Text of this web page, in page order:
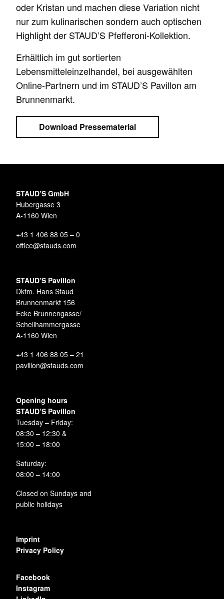
oder Kristan und machen diese Variation nicht
nur zum kulinarischen sondern auch optischen
Highlight der STAUD’S Pfefferoni-Kollektion.
Erhältlich im gut sortierten
Lebensmitteleinzelhandel, bei ausgewählten
Online-Partnern und im STAUD’S Pavillon am
Brunnenmarkt.
Download Pressematerial
STAUD’S GmbH
Hubergasse 3
A-1160 Wien
+43 1 406 88 05 – 0
office@stauds.com
STAUD’S Pavillon
Dkfm. Hans Staud
Brunnenmarkt 156
Ecke Brunnengasse/
Schellhammergasse
A-1160 Wien
+43 1 406 88 05 – 21
pavillon@stauds.com
Opening hours
STAUD’S Pavillon
Tuesday – Friday:
08:30 – 12:30 &
15:00 – 18:00
Saturday:
08:00 – 14:00
Closed on Sundays and
public holidays
Imprint
Privacy Policy
Facebook
Instagram